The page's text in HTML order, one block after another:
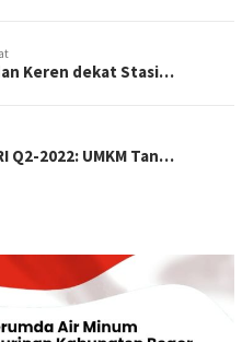
Keren dekat Stasi…
Q2-2022: UMKM Tan…